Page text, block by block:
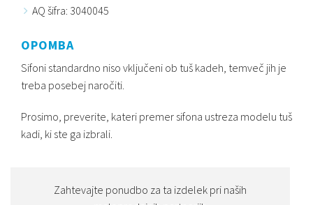
AQ šifra: 3040045
OPOMBA
Sifoni standardno niso vključeni ob tuš kadeh, temveč jih je
treba posebej naročiti.
Prosimo, preverite, kateri premer sifona ustreza modelu tuš
kadi, ki ste ga izbrali.
Zahtevajte ponudbo za ta izdelek pri naših